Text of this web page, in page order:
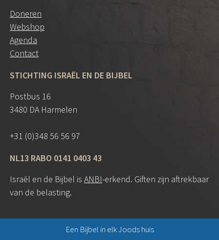
Doneren
Webshop
Agenda
Contact
STICHTING ISRAËL EN DE BIJBEL
Postbus 16
3480 DA Harmelen
+31 (0)348 56 56 97
NL13 RABO 0141 0403 43
Israël en de Bijbel is ANBI-erkend. Giften zijn aftrekbaar
van de belasting.
Een Bijbel in elk Joods huis